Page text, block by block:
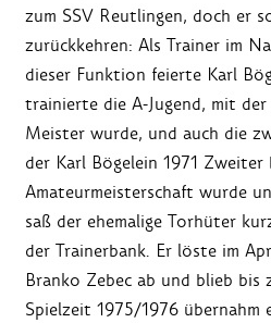
zum SSV Reutlingen, doch er
zurückkehren: Als Trainer im
dieser Funktion feierte Karl
trainierte die A-Jugend, mit
Meister wurde, und auch die
der Karl Bögelein 1971 Zweiter
Amateurmeisterschaft wurde
saß der ehemalige Torhüter
der Trainerbank. Er löste im
Branko Zebec ab und blieb bis
Spielzeit 1975/1976 übernahm